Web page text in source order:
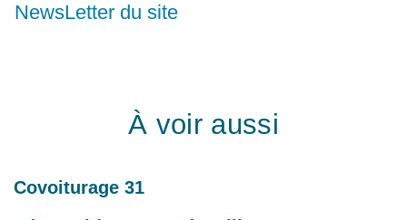
NewsLetter du site
À voir aussi
Covoiturage 31